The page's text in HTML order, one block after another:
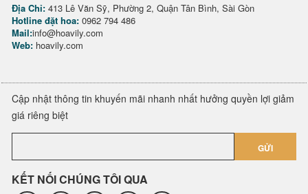
Địa Chỉ: 413 Lê Văn Sỹ, Phường 2, Quận Tân Bình, Sài Gòn
Hotline đặt hoa: 0962 794 486
Mail:info@hoavily.com
Web: hoavily.com
Cập nhật thông tin khuyến mãi nhanh nhất hưởng quyền lợi giảm
giá riêng biệt
GỬI
KẾT NỐI CHÚNG TÔI QUA